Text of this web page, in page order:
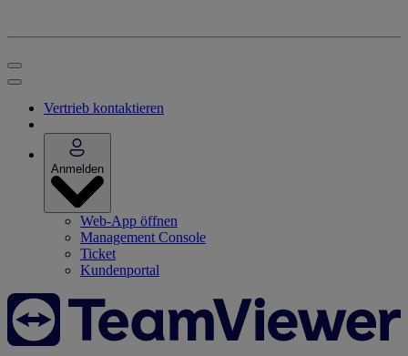
Vertrieb kontaktieren
Anmelden
Web-App öffnen
Management Console
Ticket
Kundenportal